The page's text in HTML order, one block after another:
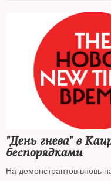
"День гнева" в
беспорядками
На демонстрантов вновь